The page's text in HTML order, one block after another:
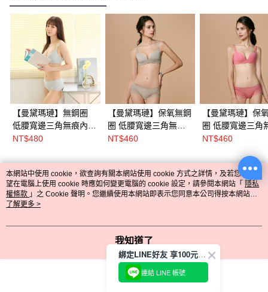
【曼黛瑪璉】無鋼圈
低腰寬邊三角無痕內褲
M-XL(舒適灰/慕絲棕/
NT$480
【曼黛瑪璉】保氧無鋼
圈 低腰寬邊三角無痕
內褲(北歐棕)
NT$460
【曼黛瑪璉】保
圈 低腰寬邊三角無痕
內褲(迷迭粉)
NT$460
熱門標籤
本網站中使用 cookie，欲查詢有關本網站使用 cookie 方式之詳情，及若您不希
望在電腦上使用 cookie 時應如何變更電腦的 cookie 設定，請參閱本網站「 隱私
權條款 」之 Cookie 聲明。您繼續使用本網站即表示您同意本公司得按本網站使
用條款之 Cookie 聲明使用 cookie。
了解更多 >
我知道了
綁定LINE好友 享100元折價券
連結 LINE 帳號